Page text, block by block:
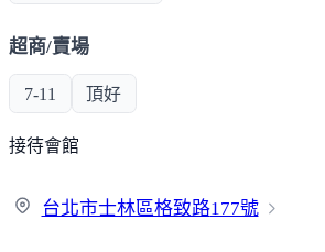
超商/賣場
7-11 頂好
接待會館
台北市士林區格致路177號